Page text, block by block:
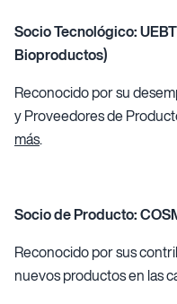
Socio Tecnológico:
Bioproductos)
Reconocido por su
y Proveedores de
más.
Socio de Producto:
Reconocido por sus
nuevos productos en las